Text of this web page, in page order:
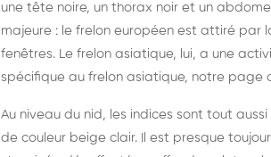
Destruction de nid de
frelons : intervention
une tête noire, un thorax noir et un
majeure : le frelon européen est attiré par
fenêtres. Le frelon asiatique, lui, a une
spécifique au frelon asiatique, notre page
Au niveau du nid, les indices sont tout
de couleur beige clair. Il est presque